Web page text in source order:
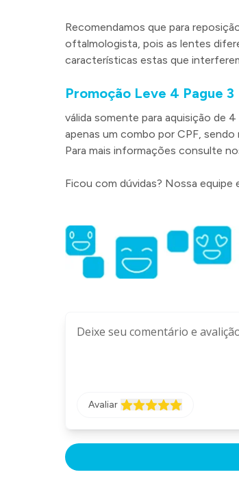
Recomendamos que para
oftalmologista, pois as lentes
características estas que
Promoção Leve 4 Pague 3
válida somente para aquisição de
apenas um combo por CPF,
Para mais informações consulte
Ficou com dúvidas? Nossa
Avaliar